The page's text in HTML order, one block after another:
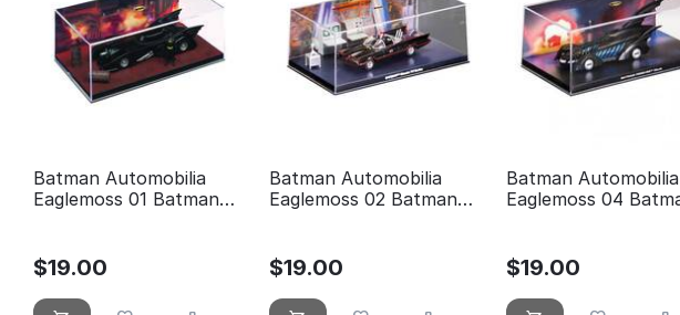
Batman Automobilia
Eaglemoss 01 Batman
$19.00
Batman Automobilia
Eaglemoss 02 Batman
$19.00
Batman Automobilia
Eaglemoss 04 Batman
$19.00